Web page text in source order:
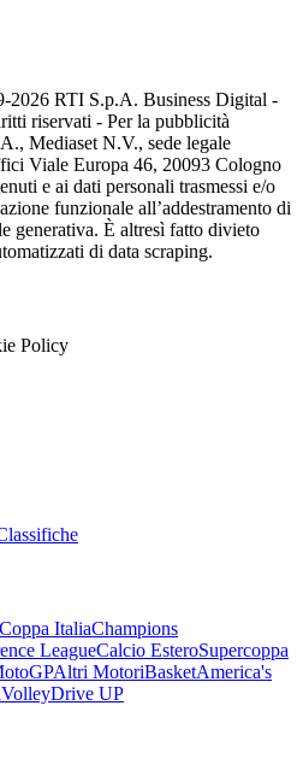
2026 RTI S.p.A. Business Digital -
riservati - Per la pubblicità
Mediaset N.V., sede legale
Viale Europa 46, 20093 Cologno
e ai dati personali trasmessi e/o
funzionale all’addestramento di
generativa. È altresì fatto divieto
di data scraping.
Policy
Coppa ItaliaChampions
LeagueCalcio EsteroSupercoppa
Altri MotoriBasketAmerica's
VolleyDrive UP